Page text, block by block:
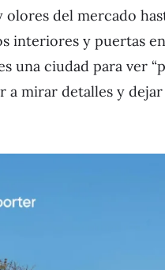
del mercado
interiores y puertas
una ciudad para ver
mirar detalles y